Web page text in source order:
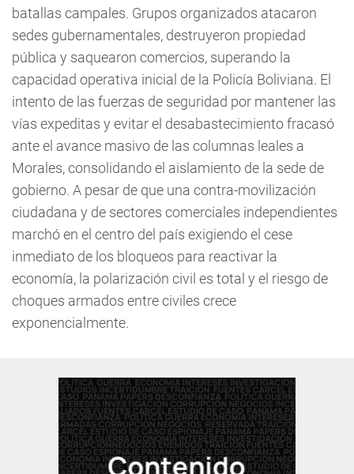
batallas campales. Grupos organizados atacaron
sedes gubernamentales, destruyeron propiedad
pública y saquearon comercios, superando la
capacidad operativa inicial de la Policía Boliviana. El
intento de las fuerzas de seguridad por mantener las
vías expeditas y evitar el desabastecimiento fracasó
ante el avance masivo de las columnas leales a
Morales, consolidando el aislamiento de la sede de
gobierno. A pesar de que una contra-movilización
ciudadana y de sectores comerciales independientes
marchó en el centro del país exigiendo el cese
inmediato de los bloqueos para reactivar la
economía, la polarización civil es total y el riesgo de
choques armados entre civiles crece
exponencialmente.